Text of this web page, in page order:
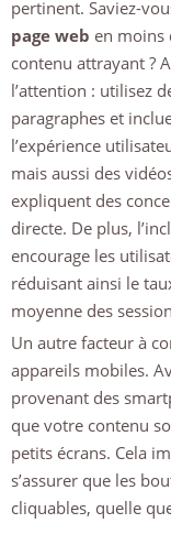
pertinent. Saviez-
page web en moins
contenu attrayant ?
l’attention : utilisez
paragraphes et
l’expérience
mais aussi des
expliquent des
directe. De plus,
encourage les
réduisant ainsi le
moyenne des
Un autre facteur à
appareils mobiles.
provenant des
que votre contenu
petits écrans. Cela
s’assurer que les
cliquables, quelle